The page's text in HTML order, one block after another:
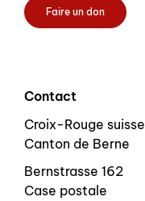
Faire un don
Contact
Croix-Rouge suisse
Canton de Berne
Bernstrasse 162
Case postale